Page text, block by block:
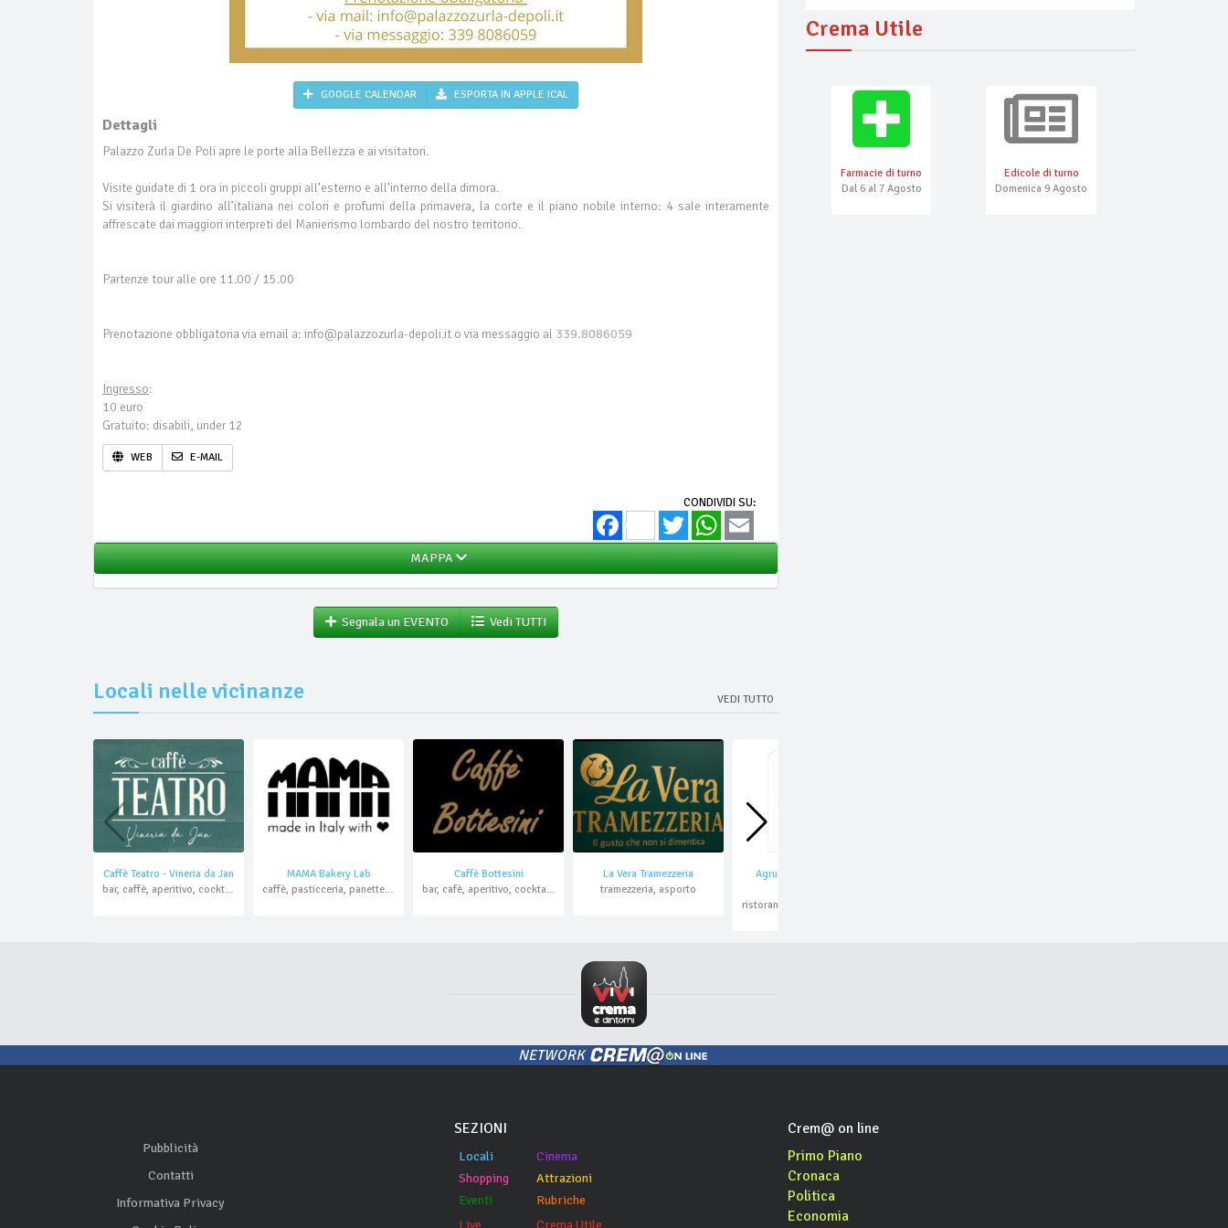
GOOGLE CALENDAR ESPORTA IN APPLE ICAL
Dettagli
Palazzo Zurla De Poli apre le porte alla Bellezza e ai visitatori.
Visite guidate di 1 ora in piccoli gruppi all’esterno e all’interno della dimora.
Si visiterà il giardino all’italiana nei colori e profumi della primavera, la corte e il piano nobile interno: 4 sale interamente
affrescate dai maggiori interpreti del Manierismo lombardo del nostro territorio.
Partenze tour alle ore 11.00 / 15.00
Prenotazione obbligatoria via email a: info@palazzozurla-depoli.it o via messaggio al 339.8086059
Ingresso:
10 euro
Gratuito: disabili, under 12
WEB E-MAIL
CONDIVIDI SU:
FacebookTwitter WhatsApp
MAPPA
Segnala un EVENTO Vedi TUTTI
Locali nelle vicinanze VEDI TUTTO
Caffè Teatro - Vineria da Jan
bar, caffè, aperitivo, cocktail bar
MAMA Bakery Lab
caffè, pasticceria, panetteria, pizzeria, aperitivo, asporto
Caffè Bottesini
bar, cafè, aperitivo, cocktail bar
La Vera Tramezzeria
tramezzeria, asporto
Agrumi Michelangelo e
Crema Utile
Farmacie di turno
Dal 6 al 7 Agosto
Edicole di turno
Domenica 9 Agosto
NETWORK
Pubblicità
Contatti
Informativa Privacy
SEZIONI
Locali
Shopping
Eventi
Live
Cinema
Attrazioni
Rubriche
Crema Utile
Crem@ on line
Primo Piano
Cronaca
Politica
Economia